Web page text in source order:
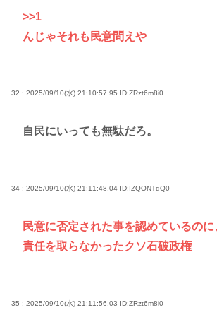
>>1
んじゃそれも民意問えや
32 : 2025/09/10(水) 21:10:57.95 ID:ZRzt6m8i0
自民にいっても無駄だろ。
34 : 2025/09/10(水) 21:11:48.04 ID:IZQONTdQ0
民意に否定された事を認めているの
責任を取らなかったクソ石破政権
35 : 2025/09/10(水) 21:11:56.03 ID:ZRzt6m8i0